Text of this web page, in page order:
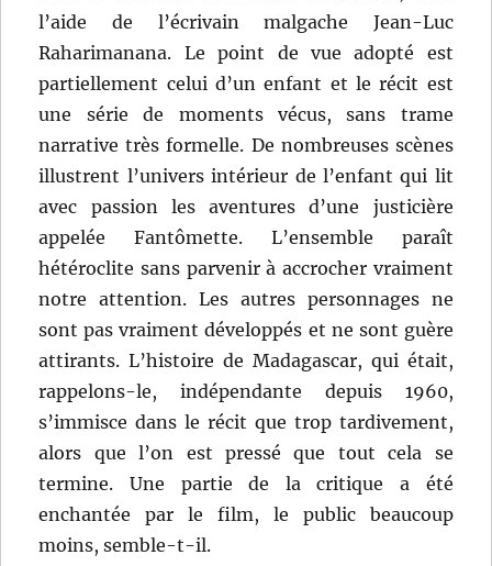
l’aide de l’écrivain malgache Jean-Luc
Raharimanana. Le point de vue adopté est
partiellement celui d’un enfant et le récit est
une série de moments vécus, sans trame
narrative très formelle. De nombreuses scènes
illustrent l’univers intérieur de l’enfant qui lit
avec passion les aventures d’une justicière
appelée Fantômette. L’ensemble paraît
hétéroclite sans parvenir à accrocher vraiment
notre attention. Les autres personnages ne
sont pas vraiment développés et ne sont guère
attirants. L’histoire de Madagascar, qui était,
rappelons-le, indépendante depuis 1960,
s’immisce dans le récit que trop tardivement,
alors que l’on est pressé que tout cela se
termine. Une partie de la critique a été
enchantée par le film, le public beaucoup
moins, semble-t-il.